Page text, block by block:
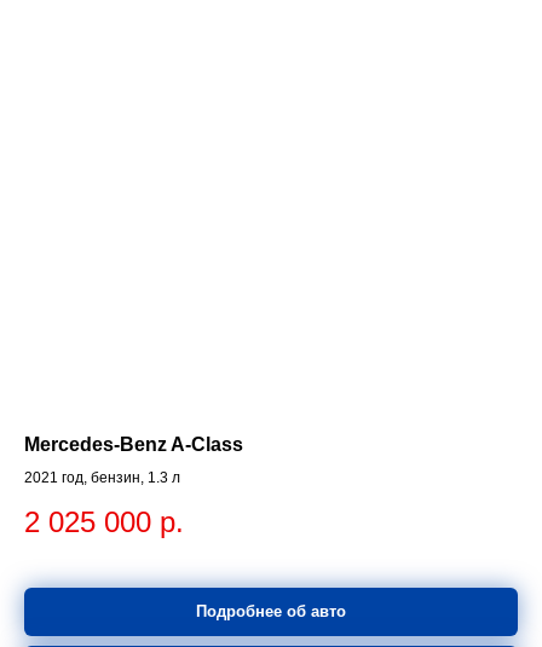
Mercedes-Benz A-Class
2021 год, бензин, 1.3 л
2 025 000 р.
Подробнее об авто